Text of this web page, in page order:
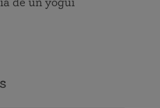
de un yogui